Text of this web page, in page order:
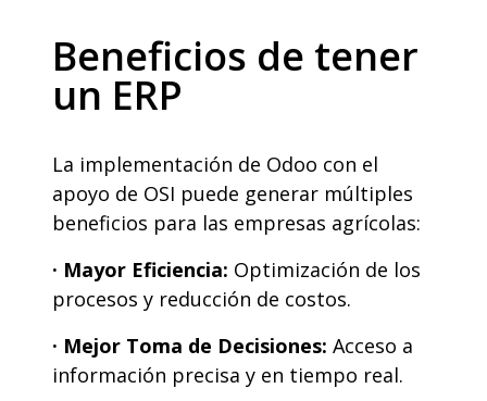
Beneficios de tener
un ERP
La implementación de Odoo con el
apoyo de OSI puede generar múltiples
beneficios para las empresas agrícolas:
· Mayor Eficiencia: Optimización de los
procesos y reducción de costos.
· Mejor Toma de Decisiones: Acceso a
información precisa y en tiempo real.